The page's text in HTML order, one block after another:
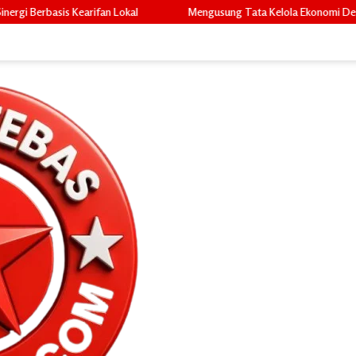
Mengusung Tata Kelola Ekonomi Desa, Fadli, S.E. Siap Bawa